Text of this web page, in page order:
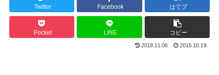
Twitter Facebook はてブ
Pocket LINE コピー
2018.11.06 2015.10.19